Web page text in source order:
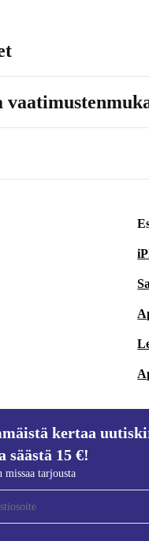
kertaa
15 €!
missaa tarjousta
uutiskirjeen